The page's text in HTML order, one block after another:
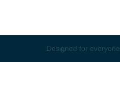
Designed for